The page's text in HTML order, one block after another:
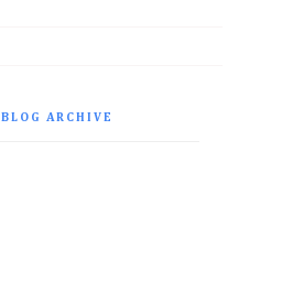
BLOG ARCHIVE